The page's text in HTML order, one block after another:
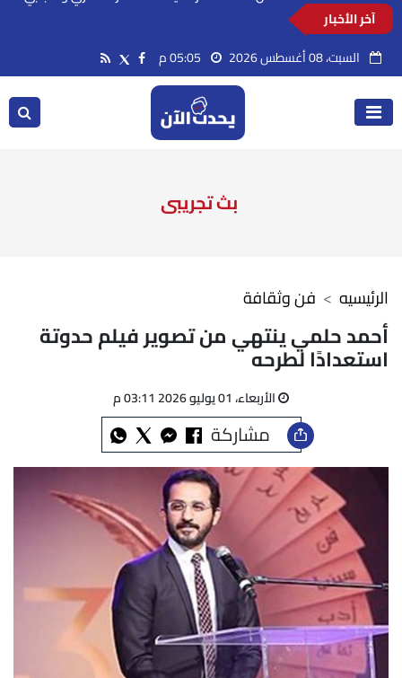
آخر الأخبار
السبت، 08 أغسطس 2026
بث تجريبى
فن وثقافة الرئيسيه
أحمد حلمي ينتهي من تصوير فيلم حدوتة
استعدادًا لطرحه
الأربعاء، 01 يوليو 2026 03:11 م
مشاركة